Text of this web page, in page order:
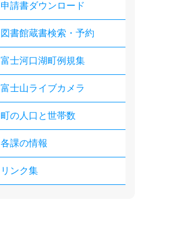
申請書ダウンロード
図書館蔵書検索・予約
富士河口湖町例規集
富士山ライブカメラ
町の人口と世帯数
各課の情報
リンク集